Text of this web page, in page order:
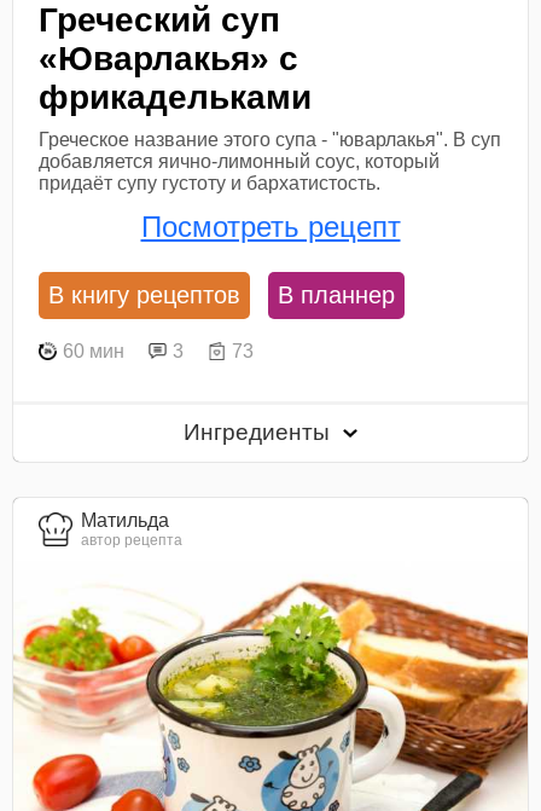
Греческий суп
«Юварлакья» с
фрикадельками
Греческое название этого супа - "юварлакья". В суп
добавляется яично-лимонный соус, который
придаёт супу густоту и бархатистость.
Посмотреть рецепт
В книгу рецептов В планнер
60 мин 3 73
Ингредиенты
Матильда
автор рецепта